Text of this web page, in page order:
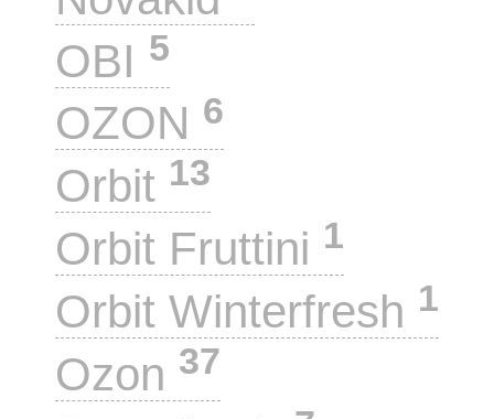
OBI 5
OZON 6
Orbit 13
Orbit Fruttini 1
Orbit Winterfresh 1
Ozon 37